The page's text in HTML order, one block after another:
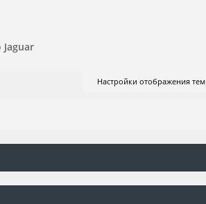
Настройки отображения тем